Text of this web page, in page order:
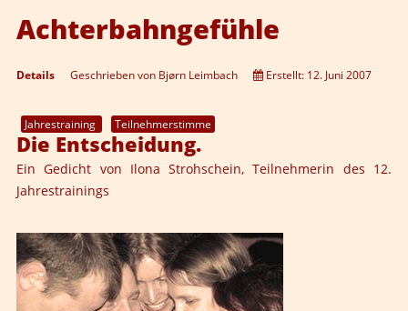
Achterbahngefühle
Details Geschrieben von Bjørn Leimbach Erstellt: 12. Juni 2007
Jahrestraining Teilnehmerstimme
Die Entscheidung.
Ein Gedicht von Ilona Strohschein, Teilnehmerin des 12.
Jahrestrainings